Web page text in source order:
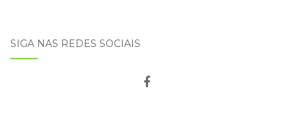
SIGA NAS REDES SOCIAIS